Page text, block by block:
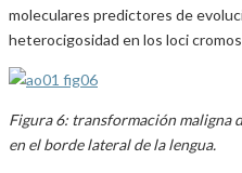
moleculares predictores de
heterocigosidad en los loci
Figura 6: transformación maligna
en el borde lateral de la lengua.